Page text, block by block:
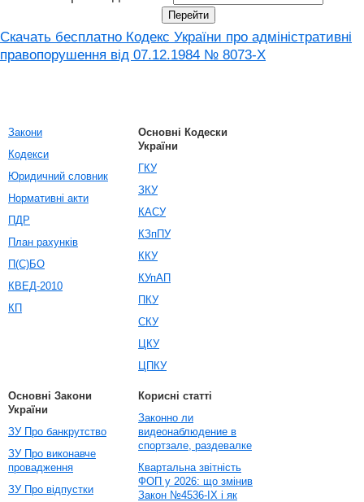
Скачать бесплатно Кодекс України про адміністративні
правопорушення вiд 07.12.1984 № 8073-X
Закони
Кодекси
Юридичний словник
Нормативні акти
ПДР
План рахунків
П(С)БО
КВЕД-2010
КП
Основні Кодески
України
ГКУ
ЗКУ
КАСУ
КЗпПУ
ККУ
КУпАП
ПКУ
СКУ
ЦКУ
ЦПКУ
Основні Закони
України
ЗУ Про банкрутство
ЗУ Про виконавче
провадження
ЗУ Про відпустки
Корисні статті
Законно ли
видеонаблюдение в
спортзале, раздевалке
Квартальна звітність
ФОП у 2026: що змінив
Закон №4536-IX і як